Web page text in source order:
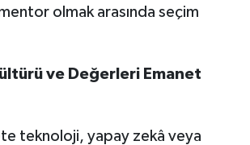
olmak arasında seçim
ve Değerleri Emanet
teknoloji, yapay zekâ veya